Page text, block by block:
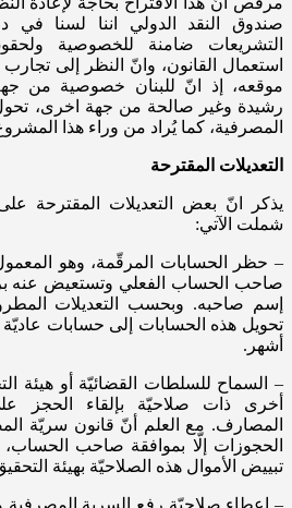
صندوق النقد الدولي اننا لسنا
التشريعات ضامنة للخصوصية
استعمال القانون، وانّ النظر إلى تجارب
موقعه، إذ انّ للبنان خصوصية من
رشيدة وغير صالحة من جهة اخرى،
المصرفية، كما يُراد من وراء هذا
التعديلات المقترحة
يذكر انّ بعض التعديلات المقترحة
شملت الآتي:
– حظر الحسابات المرقّمة، وهو المعمول
صاحب الحساب الفعلي وتستعيض عنه
إسم صاحبه. وبحسب التعديلات
أشهر.
– السماح للسلطات القضائيّة أو هيئة
أخرى ذات صلاحيّة بإلقاء الحجز
المصارف. مع العلم أنّ قانون سريّة
الحجوزات إلّا بموافقة صاحب
تبييض الأموال هذه الصلاحيّة بهيئة